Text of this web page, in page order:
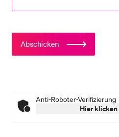
Abschicken
Anti-Roboter-Verifizierung
Hier klicken